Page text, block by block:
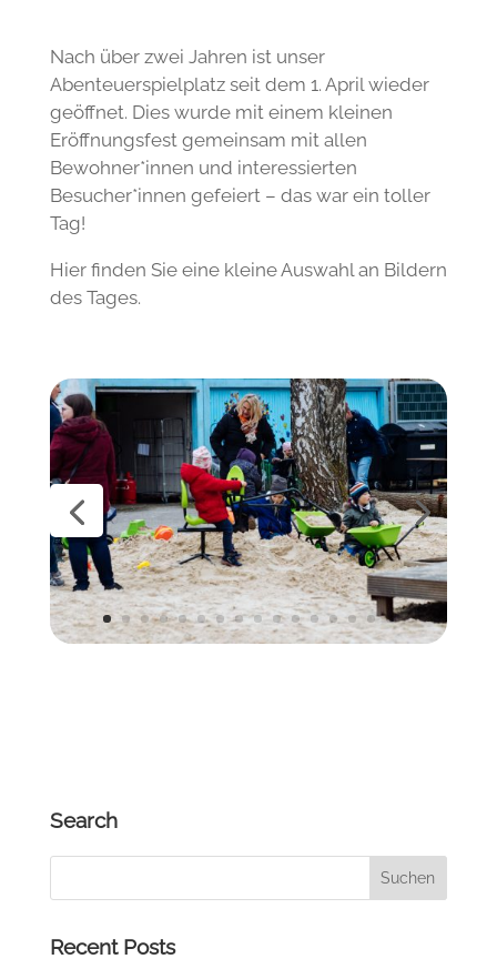
Nach über zwei Jahren ist unser
Abenteuerspielplatz seit dem 1. April wieder
geöffnet. Dies wurde mit einem kleinen
Eröffnungsfest gemeinsam mit allen
Bewohner*innen und interessierten
Besucher*innen gefeiert – das war ein toller
Tag!
Hier finden Sie eine kleine Auswahl an Bildern
des Tages.
Search
Recent Posts